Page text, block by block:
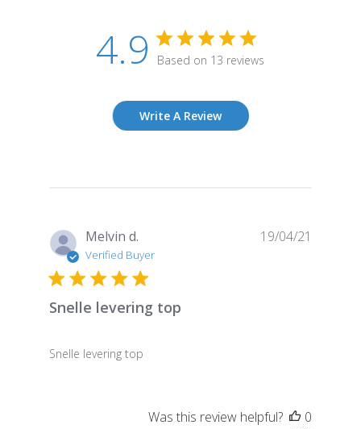
4.9 Based on 13 reviews
Write A Review
Melvin d.
Verified Buyer
Snelle levering top
Snelle levering top
19/04/21
Was this review helpful?
0